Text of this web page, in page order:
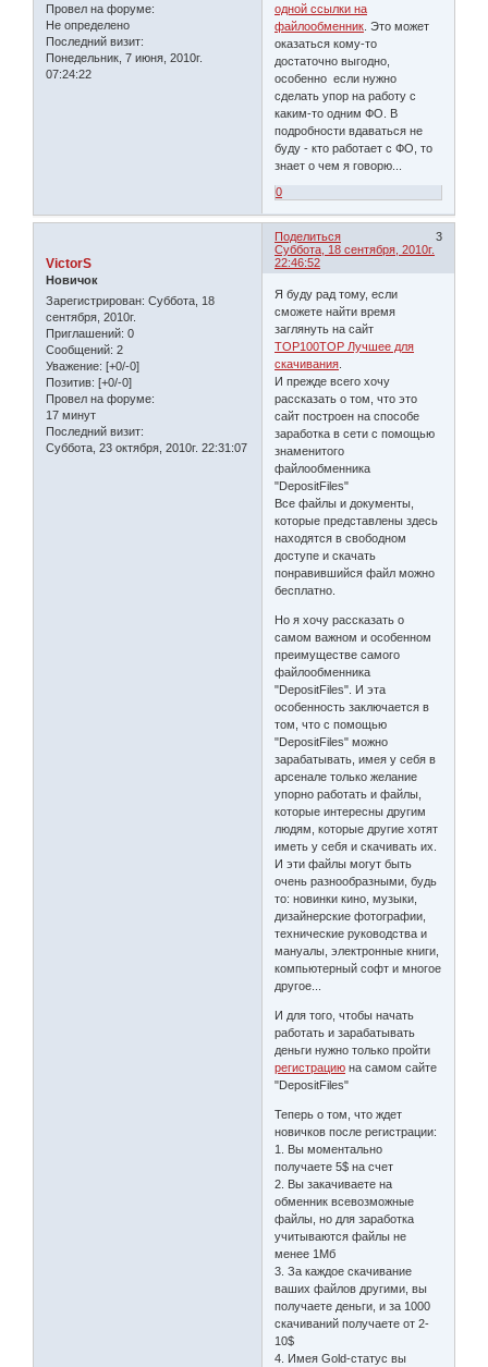
Провел на форуме:
Не определено
Последний визит:
Понедельник, 7 июня, 2010г.
07:24:22
одной ссылки на
файлообменник . Это может
оказаться кому-то
достаточно выгодно,
особенно если нужно
сделать упор на работу с
каким-то одним ФО. В
подробности вдаваться не
буду - кто работает с ФО, то
знает о чем я говорю...
0
Поделиться
3
Суббота, 18 сентября, 2010г.
22:46:52
VictorS
Новичок
Зарегистрирован: Суббота, 18
сентября, 2010г.
Приглашений: 0
Сообщений: 2
Уважение: [+0/-0]
Позитив: [+0/-0]
Провел на форуме:
17 минут
Последний визит:
Суббота, 23 октября, 2010г. 22:31:07
Я буду рад тому, если
сможете найти время
заглянуть на сайт
TOP100TOP Лучшее для
скачивания
И прежде всего хочу
рассказать о том, что это
сайт построен на способе
заработка в сети с помощью
знаменитого
файлообменника
"DepositFiles"
Все файлы и документы,
которые представлены здесь
находятся в свободном
доступе и скачать
понравившийся файл можно
бесплатно.
Но я хочу рассказать о
самом важном и особенном
преимуществе самого
файлообменника
"DepositFiles". И эта
особенность заключается в
том, что с помощью
"DepositFiles" можно
зарабатывать, имея у себя в
арсенале только желание
упорно работать и файлы,
которые интересны другим
людям, которые другие хотят
иметь у себя и скачивать их.
И эти файлы могут быть
очень разнообразными, будь
то: новинки кино, музыки,
дизайнерские фотографии,
технические руководства и
мануалы, электронные книги,
компьютерный софт и многое
другое...
И для того, чтобы начать
работать и зарабатывать
деньги нужно только пройти
регистрацию на самом сайте
"DepositFiles"
Теперь о том, что ждет
новичков после регистрации:
1. Вы моментально
получаете 5$ на счет
2. Вы закачиваете на
обменник всевозможные
файлы, но для заработка
учитываются файлы не
менее 1Мб
3. За каждое скачивание
ваших файлов другими, вы
получаете деньги, и за 1000
скачиваний получаете от 2-
10$
4. Имея Gold-статус вы